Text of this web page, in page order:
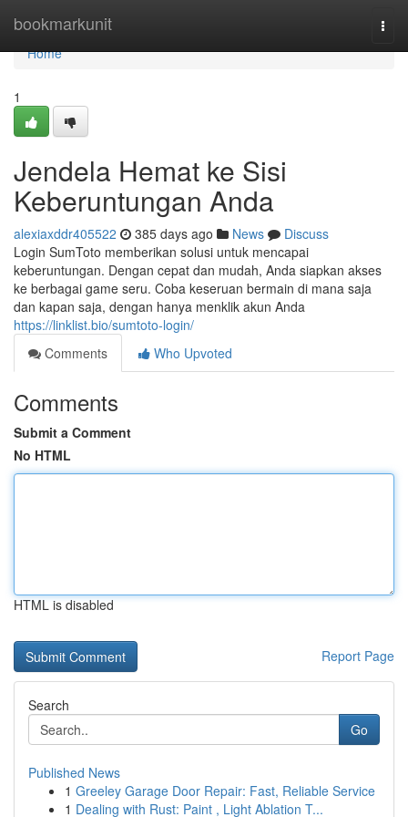
bookmarkunit
Home
Home
1
Jendela Hemat ke Sisi
Keberuntungan Anda
alexiaxddr405522 385 days ago News
Discuss
Login SumToto memberikan solusi untuk mencapai
keberuntungan. Dengan cepat dan mudah, Anda siapkan akses
ke berbagai game seru. Coba keseruan bermain di mana saja
dan kapan saja, dengan hanya menklik akun Anda
https://linklist.bio/sumtoto-login/
Comments
Who Upvoted
Comments
Submit a Comment
No HTML
HTML is disabled
Report Page
Search
Go
Published News
1 Greeley Garage Door Repair: Fast, Reliable Service
1 Dealing with Rust: Paint , Light Ablation T...